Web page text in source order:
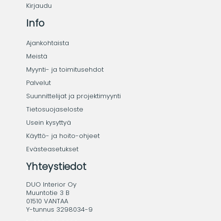
Kirjaudu
Info
Ajankohtaista
Meistä
Myynti- ja toimitusehdot
Palvelut
Suunnittelijat ja projektimyynti
Tietosuojaseloste
Usein kysyttyä
Käyttö- ja hoito-ohjeet
Evästeasetukset
Yhteystiedot
DUO Interior Oy
Muuntotie 3 B
01510 VANTAA
Y-tunnus 3298034-9